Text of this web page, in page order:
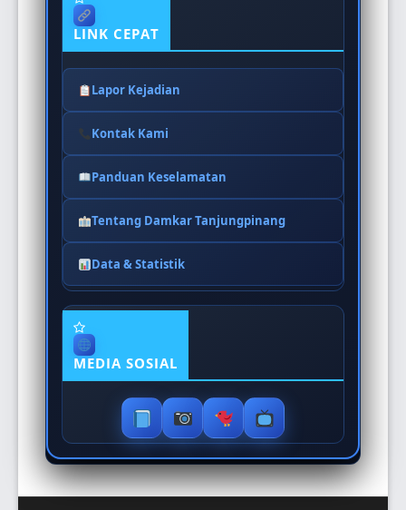
LINK CEPAT
Lapor Kejadian
Kontak Kami
Panduan Keselamatan
Tentang Damkar Tanjungpinang
Data & Statistik
MEDIA SOSIAL